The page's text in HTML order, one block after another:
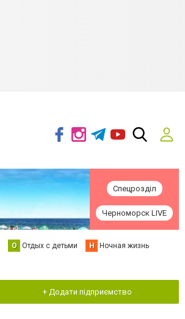
Спецрозділ
Черноморск LIVE
О Отдых с детьми Н Ночная жизнь
+ Додати підприємство